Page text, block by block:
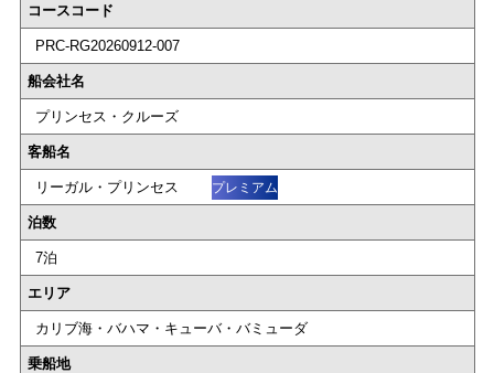
コースコード
PRC-RG20260912-007
船会社名
プリンセス・クルーズ
客船名
リーガル・プリンセス プレミアム
泊数
7泊
エリア
カリブ海・バハマ・キューバ・バミューダ
乗船地